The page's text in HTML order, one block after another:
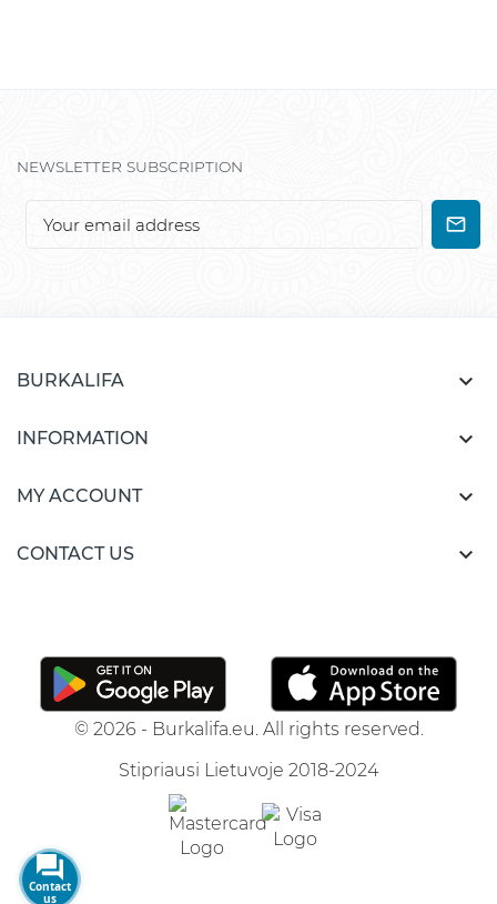
NEWSLETTER SUBSCRIPTION
BURKALIFA 
INFORMATION 
MY ACCOUNT 
CONTACT US 
© 2026 - Burkalifa.eu. All rights reserved.
Stipriausi Lietuvoje 2018-2024
Contact
us